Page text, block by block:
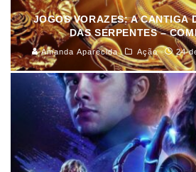
JOGOS VORAZES: A CANTIGA
DAS SERPENTES –
Amanda Aparecida Ação 24